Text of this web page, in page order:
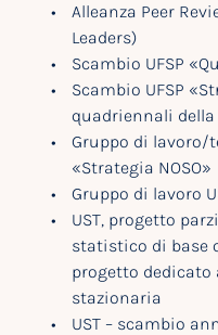
Alleanza Peer
Leaders)
Scambio UFSP
Scambio UFSP
quadriennali della
Gruppo di lavoro/
«Strategia NOSO»
Gruppo di lavoro
UST, progetto
statistico di base
progetto dedicato
stazionaria
UST – scambio